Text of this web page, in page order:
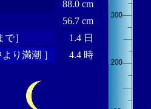
88.0 cm
56.7 cm
］
1.4 日
り満潮 ］
4.4 時